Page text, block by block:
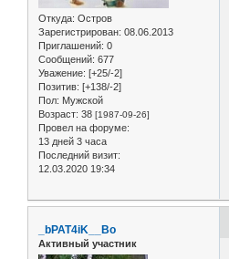
Откуда: Остров
Зарегистрирован: 08.06.2013
Приглашений: 0
Сообщений: 677
Уважение: [+25/-2]
Позитив: [+138/-2]
Пол: Мужской
Возраст: 38 [1987-09-26]
Провел на форуме:
13 дней 3 часа
Последний визит:
12.03.2020 19:34
_bPAT4iK__Bo
Активный участник